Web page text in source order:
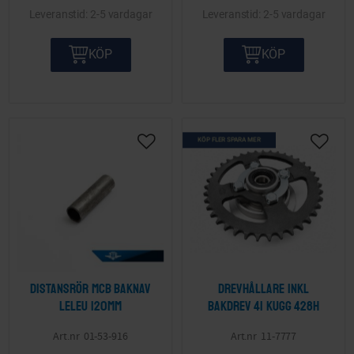
2-5 vardagar
KÖP
2-5 vardagar
KÖP
Distansrör MCB baknav
Leleu 120mm
01-53-916
Lägg till i önskelista
Drevhållare inkl
bakdrev 41 kugg 428H
11-7777
KÖP FLER SPARA MER
Lägg